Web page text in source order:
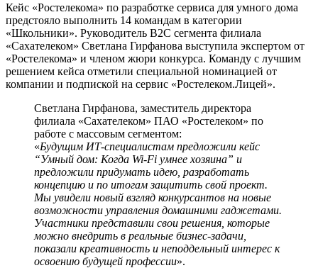
Кейс «Ростелекома» по разработке сервиса для умного дома
предстояло выполнить 14 командам в категории
«Школьники». Руководитель B2C сегмента филиала
«Сахателеком» Светлана Гирфанова выступила экспертом от
«Ростелекома» и членом жюри конкурса. Команду с лучшим
решением кейса отметили специальной номинацией от
компании и подпиской на сервис «Ростелеком.Лицей».
Светлана Гирфанова, заместитель директора
филиала «Сахателеком» ПАО «Ростелеком» по
работе с массовым сегментом:
«Будущим ИТ-специалистам предложили кейс
“Умный дом: Когда Wi-Fi умнее хозяина” и
предложили придумать идею, разработать
концепцию и по итогам защитить свой проект.
Мы увидели новый взгляд конкурсантов на новые
возможности управления домашними гаджетами.
Участники представили свои решения, которые
можно внедрить в реальные бизнес-задачи,
показали креативность и неподдельный интерес к
освоению будущей профессии».